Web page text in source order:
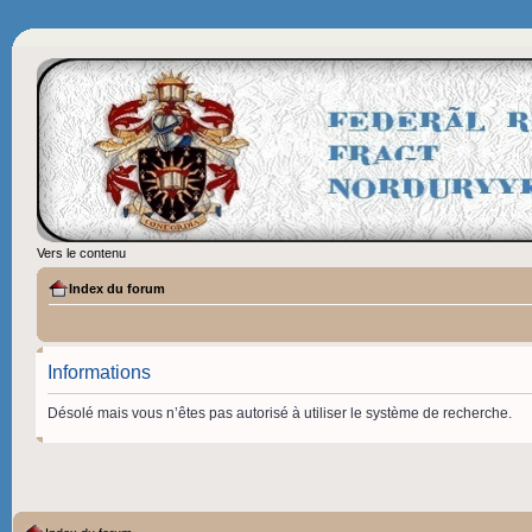
Vers le contenu
Index du forum
Informations
Désolé mais vous n’êtes pas autorisé à utiliser le système de recherche.